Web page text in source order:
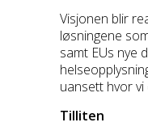
Visjonen blir
løsningene
samt EUs nye
uansett hvor vi
Tilliten